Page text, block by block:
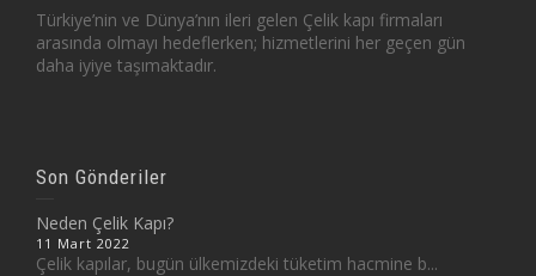
Türkiye’nin ve Dünya’nın ileri gelen Çelik kapı firmaları
arasında olmayı hedeflerken; hizmetlerini her geçen gün
daha iyiye taşımaktadır.
Son Gönderiler
Neden Çelik Kapı?
11 Mart 2022
Çelik kapılar, bugün ülkemizdeki tüketim hacmine b...